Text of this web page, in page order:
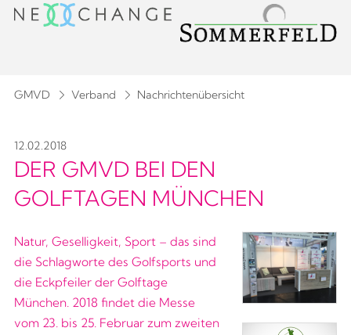
GMVD Verband Nachrichtenübersicht
12.02.2018
DER GMVD BEI DEN
GOLFTAGEN MÜNCHEN
Natur, Geselligkeit, Sport – das sind
die Schlagworte des Golfsports und
die Eckpfeiler der Golftage
München. 2018 findet die Messe
vom 23. bis 25. Februar zum zweiten